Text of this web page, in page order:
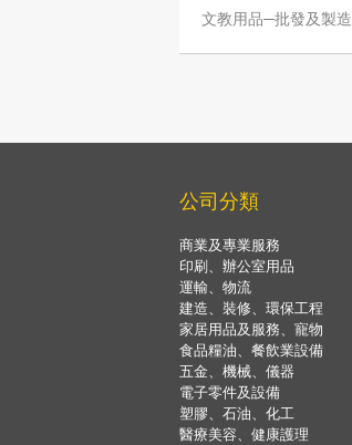
文教用品─批發及製造
公司分類
商業及專業服務
印刷、辦公室用品
運輸、物流
建造、裝修、環保工程
家居用品及服務、寵物
食品糧油、餐飲業設備
五金、機械、儀器
電子零件及設備
塑膠、石油、化工
醫療美容、健康護理